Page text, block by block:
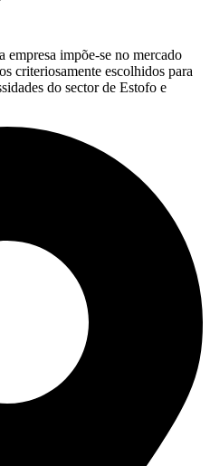
empresa impõe-se no mercado
criteriosamente escolhidos para
do sector de Estofo e